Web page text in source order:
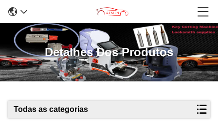
Detalhes Dos Produtos
Todas as categorias